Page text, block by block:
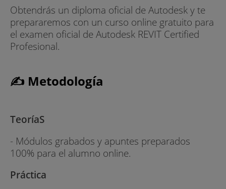
Obtendrás un diploma oficial de Autodesk y te
prepararemos con un curso online gratuito para
el examen oficial de Autodesk REVIT Certified
Profesional.
✍ Metodología
TeoríaS
- Módulos grabados y apuntes preparados
100% para el alumno online.
Práctica